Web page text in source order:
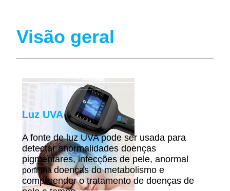
Visão geral
Luz UVA
A fonte de luz UVA pode ser usada para
detectar anormalidades doenças
pigmentares, infecções de pele, anormal
porfirinadoenças do metabolismo e
compreender o tratamento de doenças de